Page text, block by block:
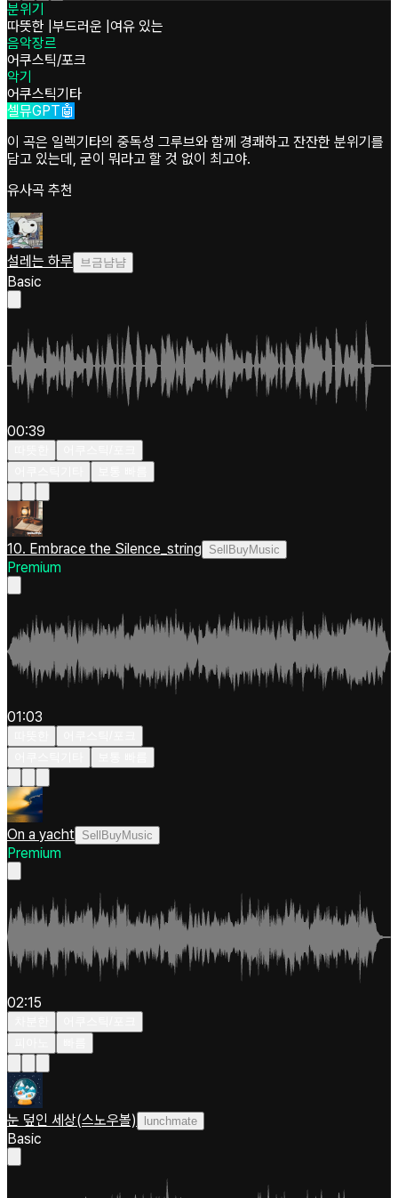
분위기
따뜻한 부드러운 여유 있는
음악장르
어쿠스틱/포크
악기
어쿠스틱기타
셀뮤GPT🤖
이 곡은 일렉기타의 중독성 그루브와 함께 경쾌하고 잔잔한 분위기를
담고 있는데, 굳이 뭐라고 할 것 없이 최고야.
유사곡 추천
설레는 하루 브금냠냠
Basic
00:39
10. Embrace the Silence_string SellBuyMusic
Premium
01:03
On a yacht SellBuyMusic
Premium
02:15
눈 덮인 세상(스노우볼) lunchmate
Basic